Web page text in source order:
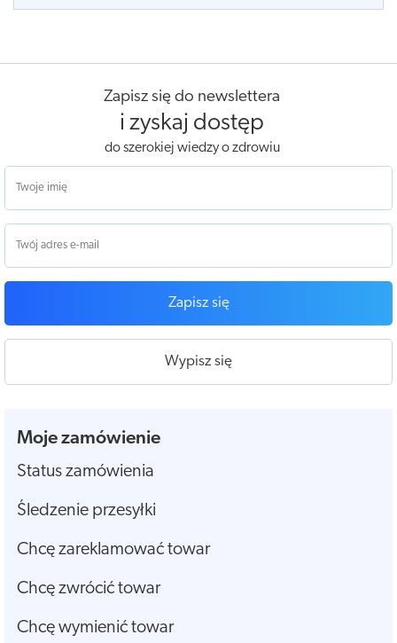
Zapisz się do newslettera
i zyskaj dostęp
do szerokiej wiedzy o zdrowiu
Zapisz się
Wypisz się
Moje zamówienie
Status zamówienia
Śledzenie przesyłki
Chcę zareklamować towar
Chcę zwrócić towar
Chcę wymienić towar